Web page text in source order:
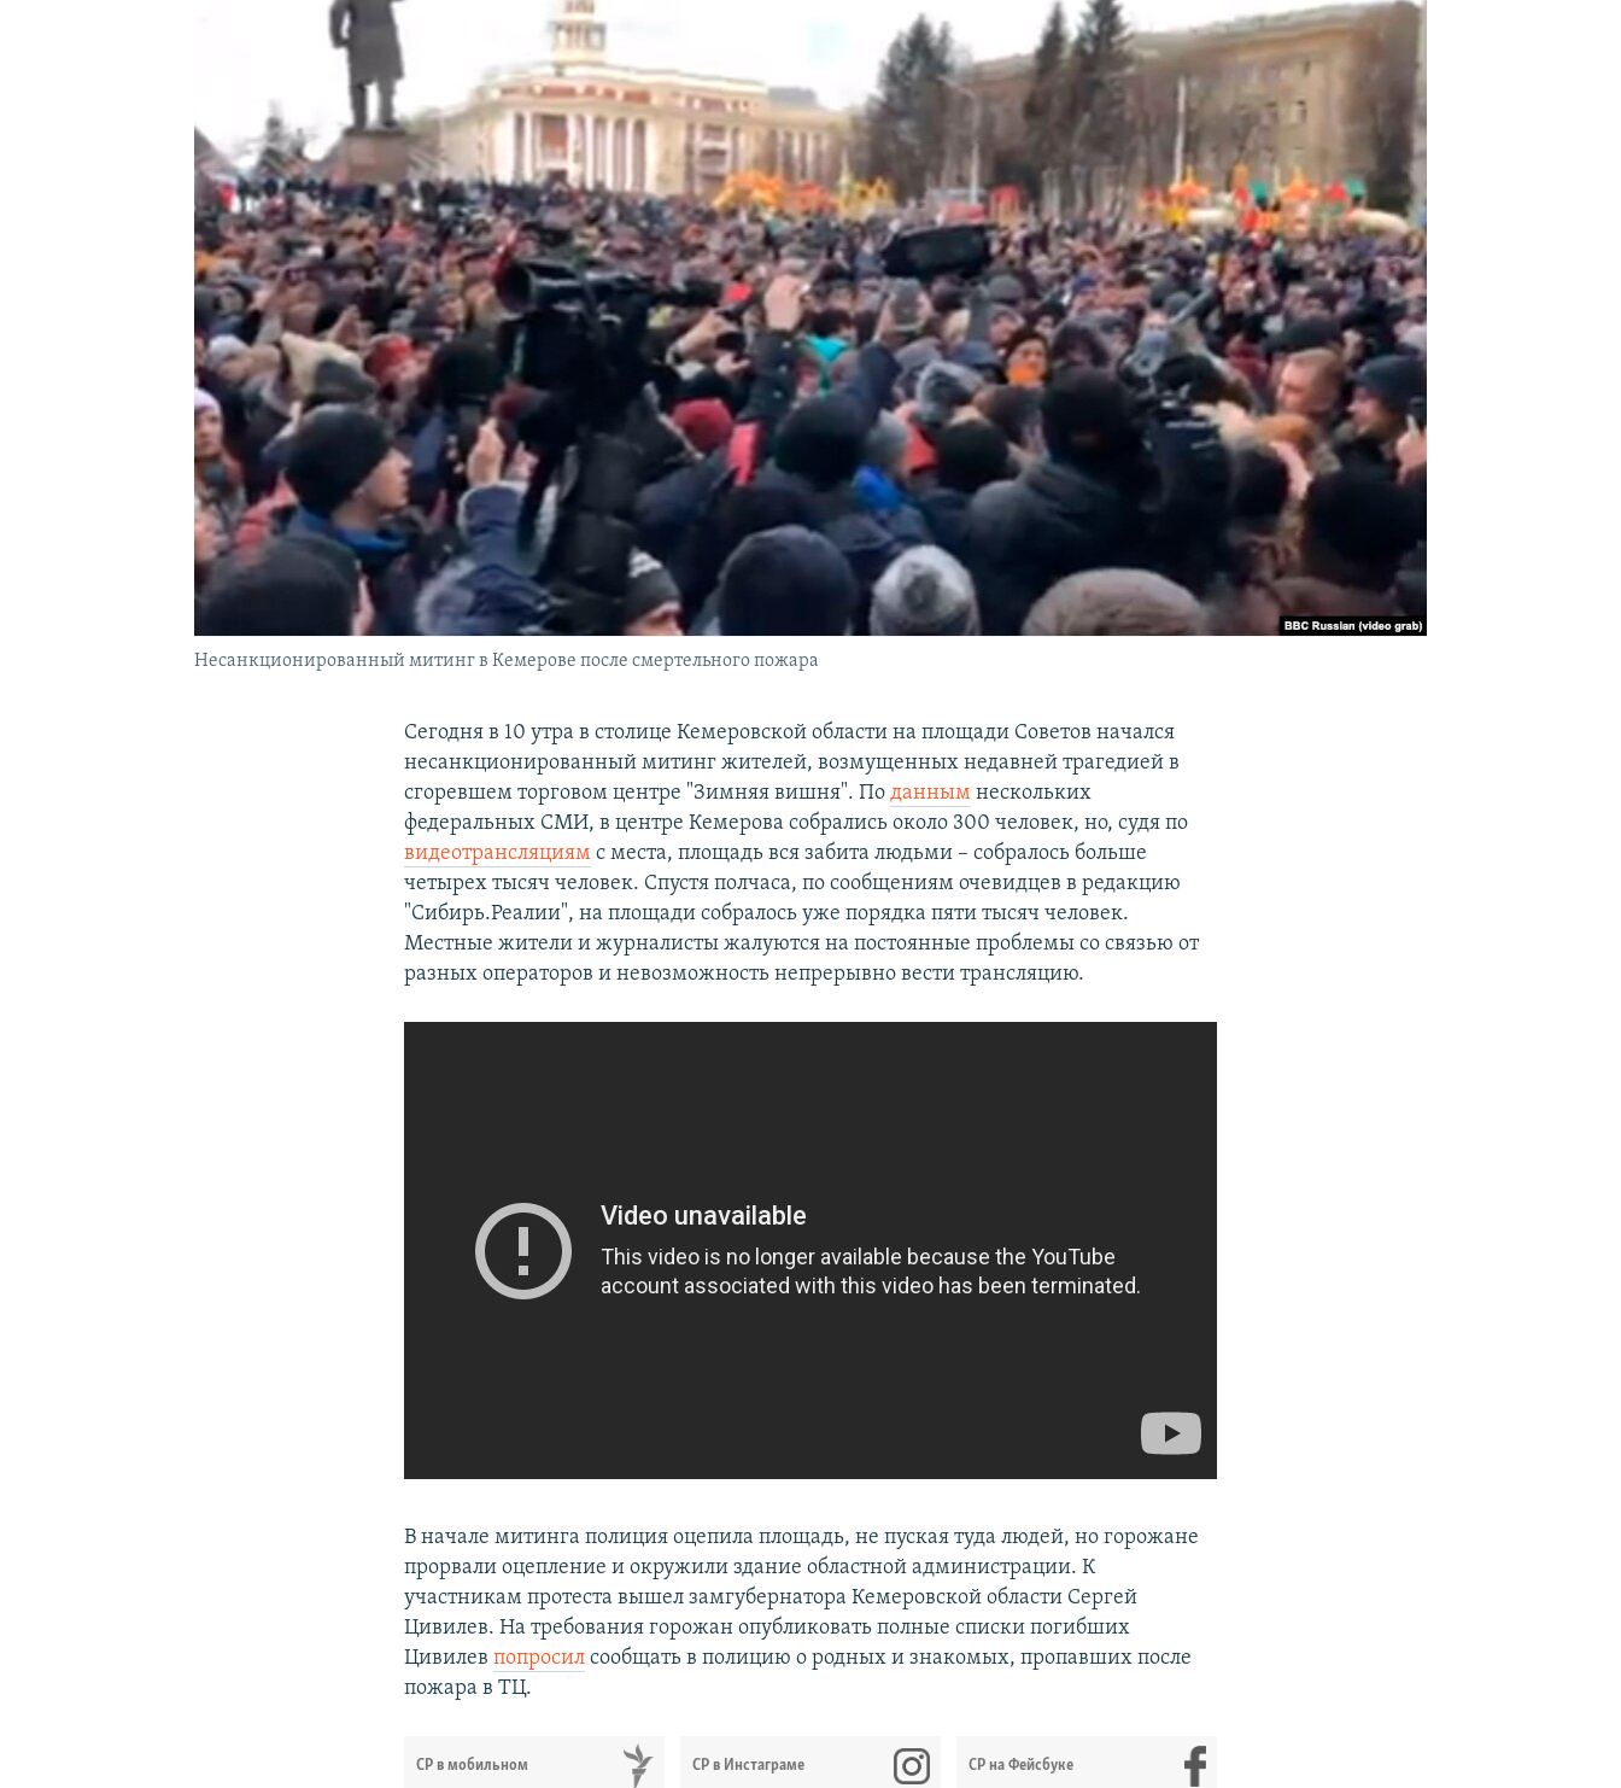
Несанкционированный митинг в Кемерове после смертельного пожара
Сегодня в 10 утра в столице Кемеровской области на площади Советов начался
несанкционированный митинг жителей, возмущенных недавней трагедией в
сгоревшем торговом центре "Зимняя вишня". Поданным нескольких
федеральных СМИ, в центре Кемерова собрались около 300 человек, но, судя по
видеотрансляциям с места, площадь вся забита людьми – собралось больше
четырех тысяч человек. Спустя полчаса, по сообщениям очевидцев в редакцию
"Сибирь.Реалии", на площади собралось уже порядка пяти тысяч человек.
Местные жители и журналисты жалуются на постоянные проблемы со связью от
разных операторов и невозможность непрерывно вести трансляцию.
В начале митинга полиция оцепила площадь, не пуская туда людей, но горожане
прорвали оцепление и окружили здание областной администрации. К
участникам протеста вышел замгубернатора Кемеровской области Сергей
Цивилев. На требования горожан опубликовать полные списки погибших
Цивилевпопросил сообщать в полицию о родных и знакомых, пропавших после
пожара в ТЦ.
СР в мобильном СР в Инстаграме СР на Фейсбуке